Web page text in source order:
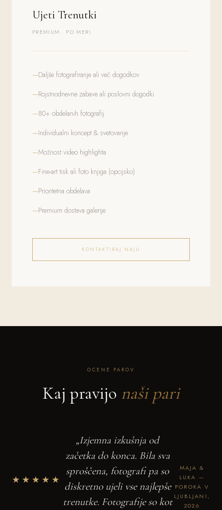
Ujeti Trenutki
PREMIUM · PO MERI
Daljše fotografiranje ali več dogodkov
Rojstnodnevne zabave ali poslovni dogodki
80+ obdelanih fotografij
Individualni koncept & svetovanje
Možnost video highlighta
Fine-art tisk ali foto knjiga (opcijsko)
Prioritetna obdelava
Premium dostava galerije
KONTAKTIRAJ NAJU
OCENE PAROV
Kaj pravijo naši pari
★★★★★
„Izjemna izkušnja od
začetka do konca. Bila sva
sproščena, fotografi pa so
diskretno ujeli vse najlepše
trenutke. Fotografije so kot
MAJA &
LUKA —
POROKA V
LJUBLJANI,
2026